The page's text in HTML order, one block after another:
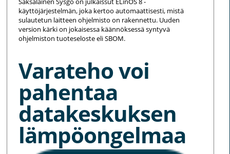
käyttöjärjestelmän, joka kertoo automaattisesti, mistä
sulautetun laitteen ohjelmisto on rakennettu. Uuden
version kärki on jokaisessa käännöksessä syntyvä
ohjelmiston tuoteseloste eli SBOM.
Varateho voi
pahentaa
datakeskuksen
lämpöongelmaa